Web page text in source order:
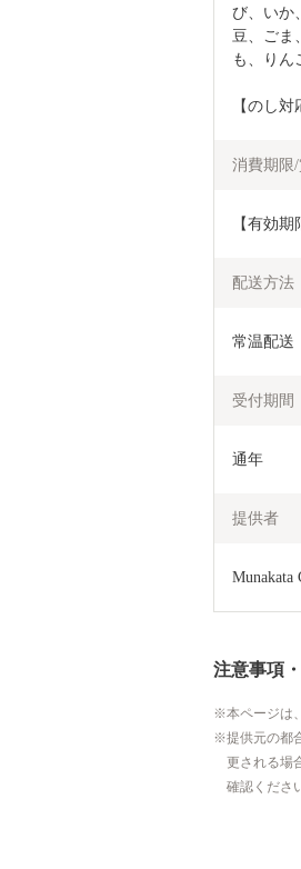
び、いか
豆、ごま
も、りん
【のし
消費期限
【有効
配送方法
常温配送
受付期間
通年
提供者
Munakata
注意事項
本ページは
提供元の都
更される場
確認くださ